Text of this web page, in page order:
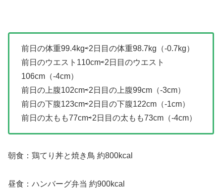
前日の体重99.4kg⇨2日目の体重98.7kg（-0.7kg）
前日のウエスト110cm⇨2日目のウエスト
106cm（-4cm）
前日の上腹102cm⇨2日目の上腹99cm（-3cm）
前日の下腹123cm⇨2日目の下腹122cm（-1cm）
前日の太もも77cm⇨2日目の太もも73cm（-4cm）
朝食：鶏てり丼と焼き鳥 約800kcal
昼食：ハンバーグ弁当 約900kcal